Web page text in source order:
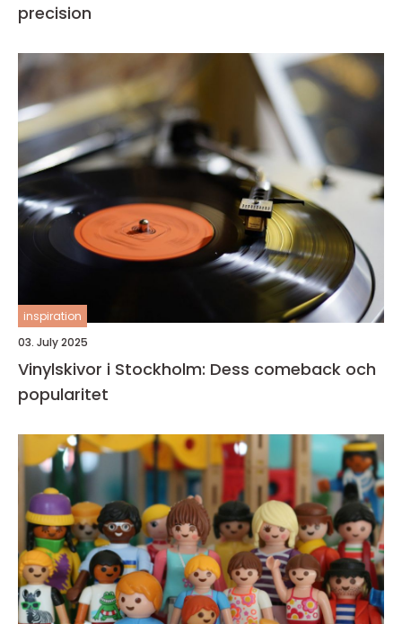
precision
inspiration
03. July 2025
Vinylskivor i Stockholm: Dess comeback och
popularitet